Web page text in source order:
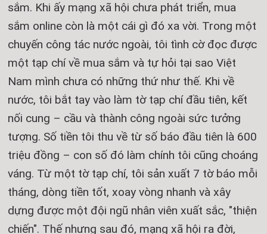
sắm. Khi ấy mạng xã hội chưa phát triển, mua
sắm online còn là một cái gì đó xa vời. Trong một
chuyến công tác nước ngoài, tôi tình cờ đọc được
một tạp chí về mua sắm và tự hỏi tại sao Việt
Nam mình chưa có những thứ như thế. Khi về
nước, tôi bắt tay vào làm tờ tạp chí đầu tiên, kết
nối cung – cầu và thành công ngoài sức tưởng
tượng. Số tiền tôi thu về từ số báo đầu tiên là 600
triệu đồng – con số đó làm chính tôi cũng choáng
váng. Từ một tờ tạp chí, tôi sản xuất 7 tờ báo mỗi
tháng, dòng tiền tốt, xoay vòng nhanh và xây
dựng được một đội ngũ nhân viên xuất sắc, "thiện
chiến". Thế nhưng sau đó, mạng xã hội ra đời,